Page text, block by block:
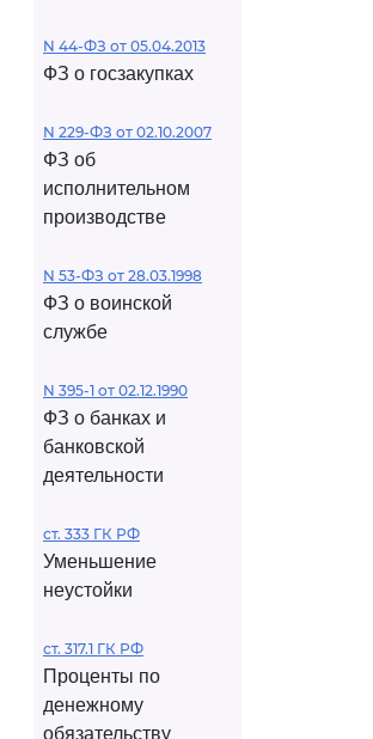
N 44-ФЗ от 05.04.2013
ФЗ о госзакупках
N 229-ФЗ от 02.10.2007
ФЗ об
исполнительном
производстве
N 53-ФЗ от 28.03.1998
ФЗ о воинской
службе
N 395-1 от 02.12.1990
ФЗ о банках и
банковской
деятельности
ст. 333 ГК РФ
Уменьшение
неустойки
ст. 317.1 ГК РФ
Проценты по
денежному
обязательству